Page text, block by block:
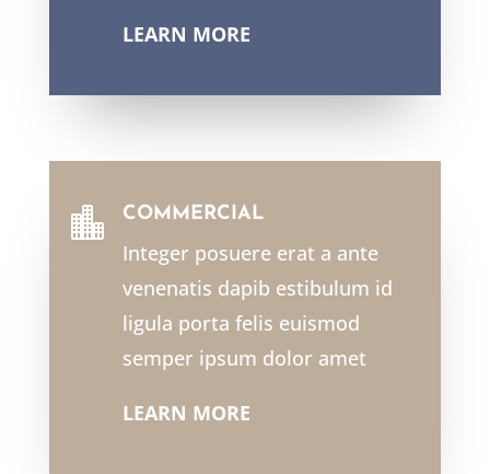
LEARN MORE
 COMMERCIAL
Integer posuere erat a ante
venenatis dapib estibulum id
ligula porta felis euismod
semper ipsum dolor amet
LEARN MORE